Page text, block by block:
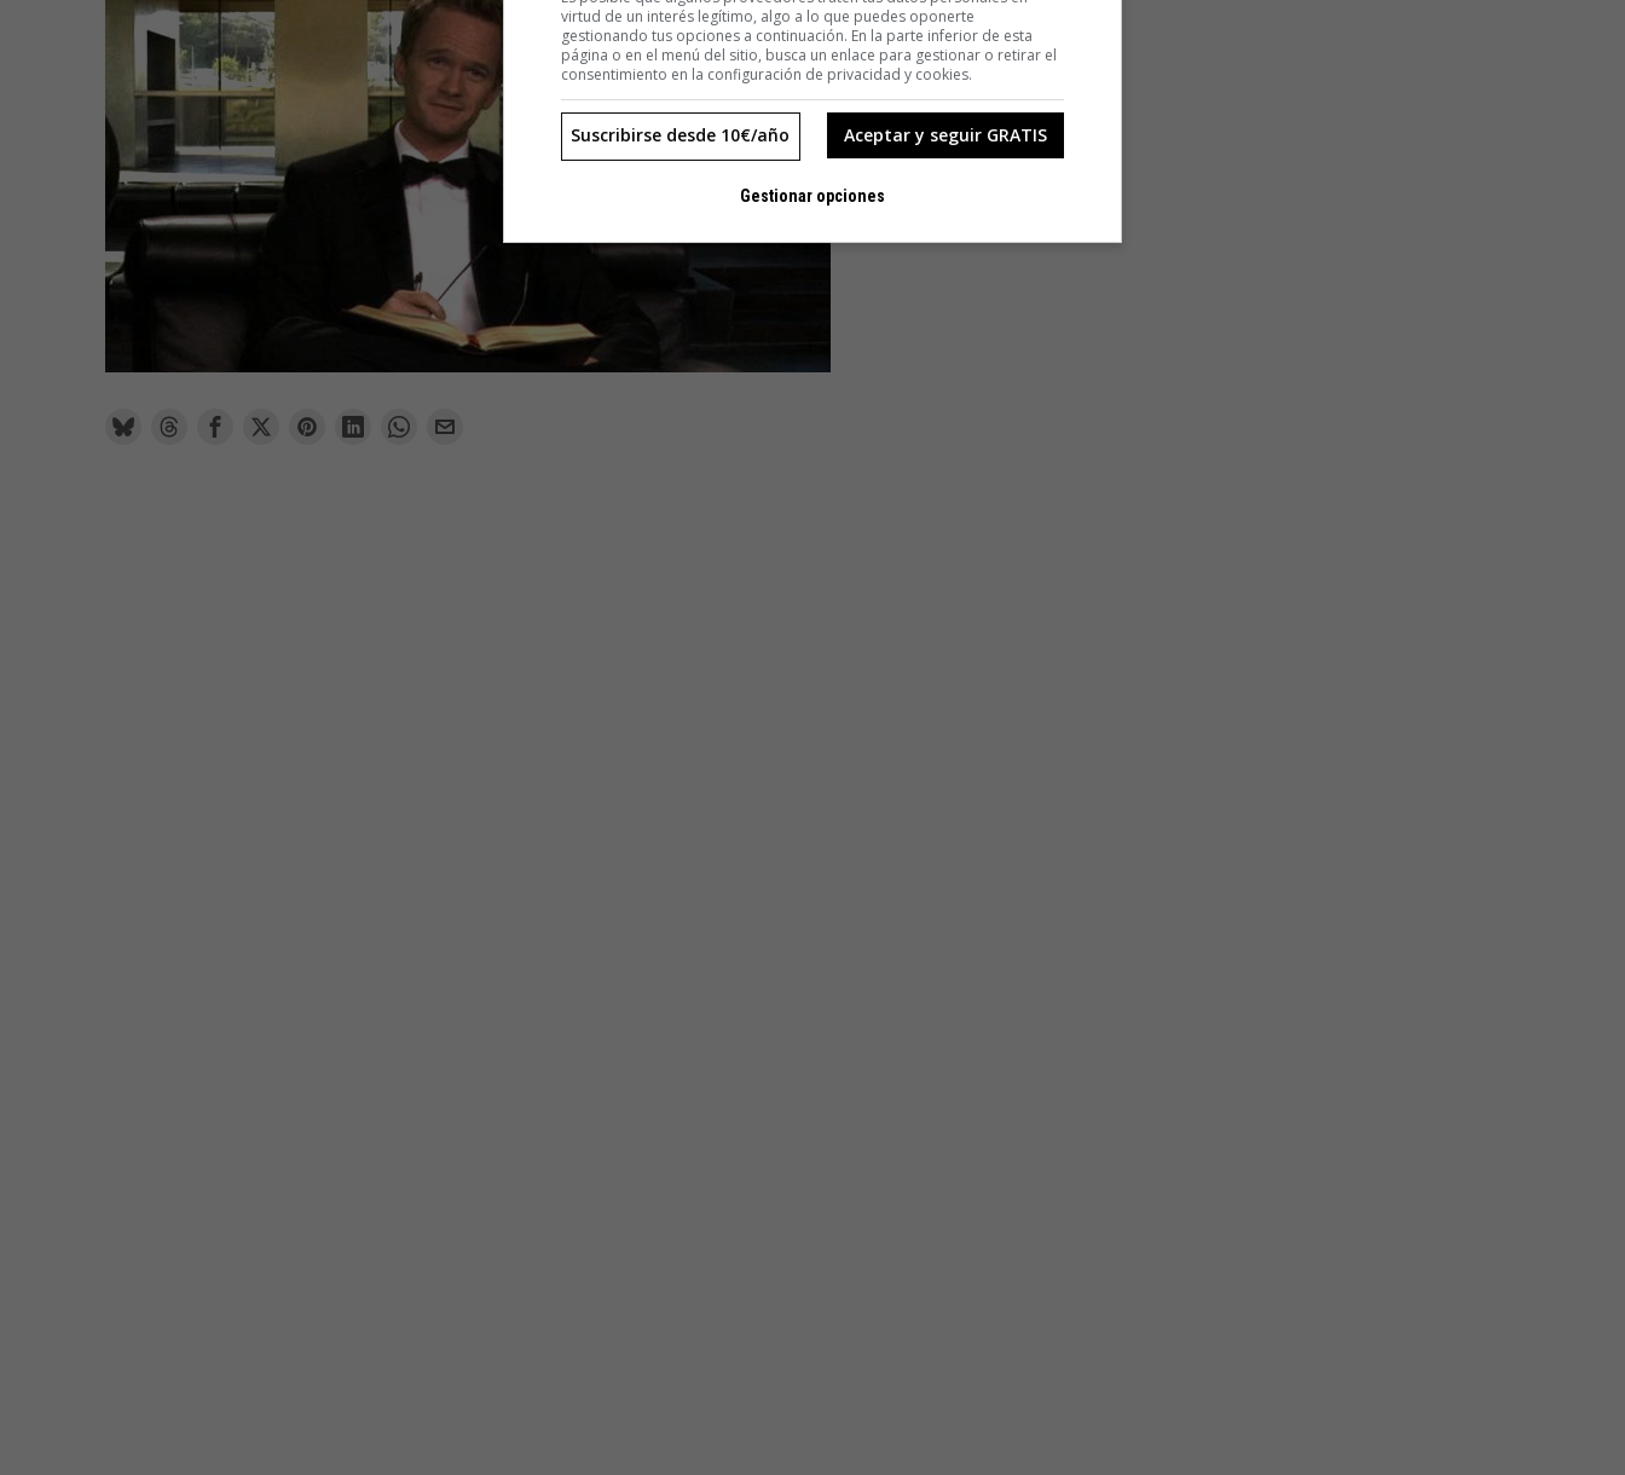
virtud de un interés legítimo, algo a lo que puedes oponerte
gestionando tus opciones a continuación. En la parte inferior de esta
página o en el menú del sitio, busca un enlace para gestionar o retirar el
consentimiento en la configuración de privacidad y cookies.
Aceptar y seguir GRATIS
Suscribirse desde 10€/año
Gestionar opciones